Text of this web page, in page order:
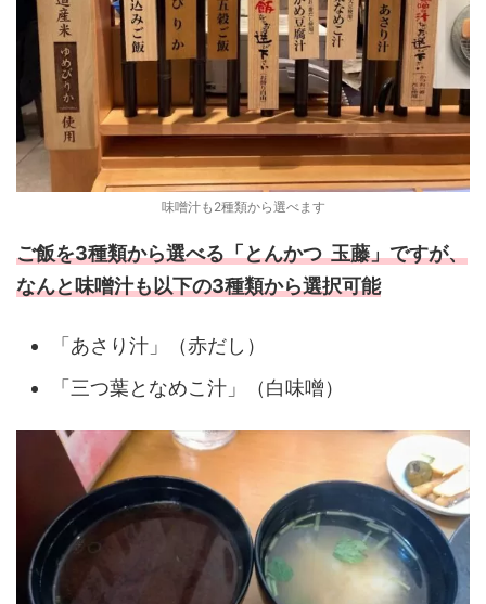
味噌汁も2種類から選べます
ご飯を3種類から選べる「とんかつ 玉藤」ですが、
なんと味噌汁も以下の3種類から選択可能
「あさり汁」（赤だし）
「三つ葉となめこ汁」（白味噌）